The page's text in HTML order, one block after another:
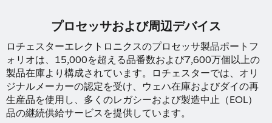
プロセッサおよび周辺デバイス
ロチェスターエレクトロニクスのプロセッサ製品ポートフ
ォリオは、15,000を超える品番数および7,600万個以上の
製品在庫より構成されています。ロチェスターでは、オリ
ジナルメーカーの認定を受け、ウェハ在庫およびダイの再
生産品を使用し、多くのレガシーおよび製造中止（EOL）
品の継続供給サービスを提供しています。